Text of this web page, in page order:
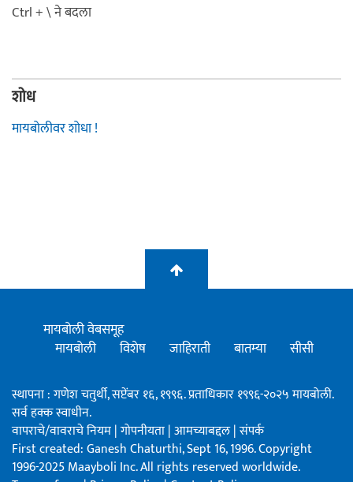
Ctrl + \ ने बदला
शोध
मायबोलीवर शोधा !
मायबोली वेबसमूह
मायबोली
विशेष जाहिराती बातम्या सीसी
स्थापना : गणेश चतुर्थी, सप्टेंबर १६, १९९६. प्रताधिकार १९९६-२०२५ मायबोली.
सर्व हक्क स्वाधीन.
वापराचे/वावराचे नियम|गोपनीयता|आमच्याबद्दल|संपर्क
First created: Ganesh Chaturthi, Sept 16, 1996. Copyright
1996-2025 Maayboli Inc. All rights reserved worldwide.